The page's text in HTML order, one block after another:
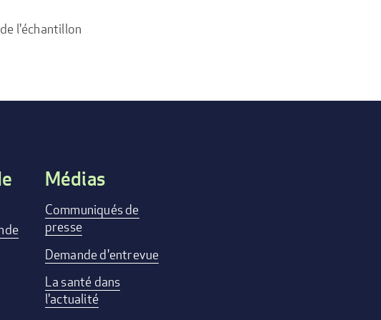
l'échantillon
Médias
Communiqués de
presse
Demande d'entrevue
La santé dans
l'actualité